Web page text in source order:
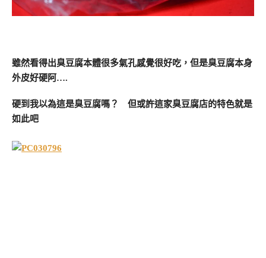
雖然看得出臭豆腐本體很多氣孔感覺很好吃，但是臭豆腐本身
外皮好硬阿….
硬到我以為這是臭豆腐嗎？ 但或許這家臭豆腐店的特色就是
如此吧